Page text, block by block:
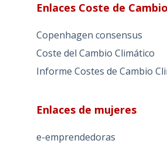
Enlaces Coste de
Copenhagen consensus
Coste del Cambio Climático
Informe Costes de Cambio
Enlaces de mujeres
e-emprendedoras